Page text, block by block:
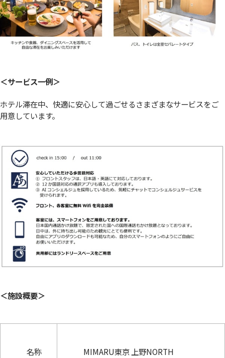
＜サービス一例＞
ホテル滞在中、快適に安心して過ごせるさまざまなサービスをご
用意しています。
＜施設概要＞
名称 MIMARU東京 上野NORTH